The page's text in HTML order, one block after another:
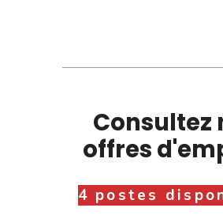
Consultez
offres
4 postes